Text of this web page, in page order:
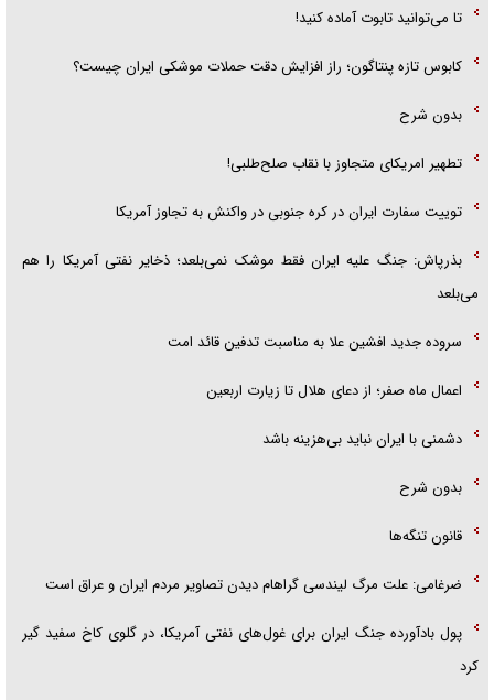
تا می‌توانید تابوت آماده کنید!
کابوس تازه پنتاگون؛ راز افزایش دقت حملات موشکی ایران چیست؟
بدون شرح
تطهیر امریکای متجاوز با نقاب صلح‌طلبی!
توییت سفارت ایران در کره جنوبی در واکنش به تجاوز آمریکا
بذرپاش: ‏جنگ علیه ایران فقط موشک نمی‌بلعد؛ ذخایر نفتی آمریکا را هم
می‌بلعد
سروده جدید افشین علا به مناسبت تدفین قائد امت
اعمال ماه صفر؛ از دعای هلال تا زیارت اربعین
دشمنی با ایران نباید بی‌هزینه باشد
بدون شرح
قانون تنگه‌ها
ضرغامی: علت مرگ لیندسی گراهام دیدن تصاویر مردم ایران و عراق است
پول بادآورده جنگ ایران برای غول‌های نفتی آمریکا، در گلوی کاخ سفید گیر
کرد